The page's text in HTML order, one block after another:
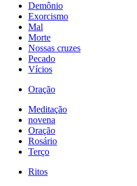
Demônio
Exorcismo
Mal
Morte
Nossas cruzes
Pecado
Vícios
Oração
Meditação
novena
Oração
Rosário
Terço
Ritos